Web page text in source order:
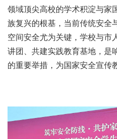
领域顶尖高校的学术积淀与家
族复兴的根基，当前传统安全
空间安全尤为关键，学校与市
讲团、共建实践教育基地，是
的重要举措，为国家安全宣传